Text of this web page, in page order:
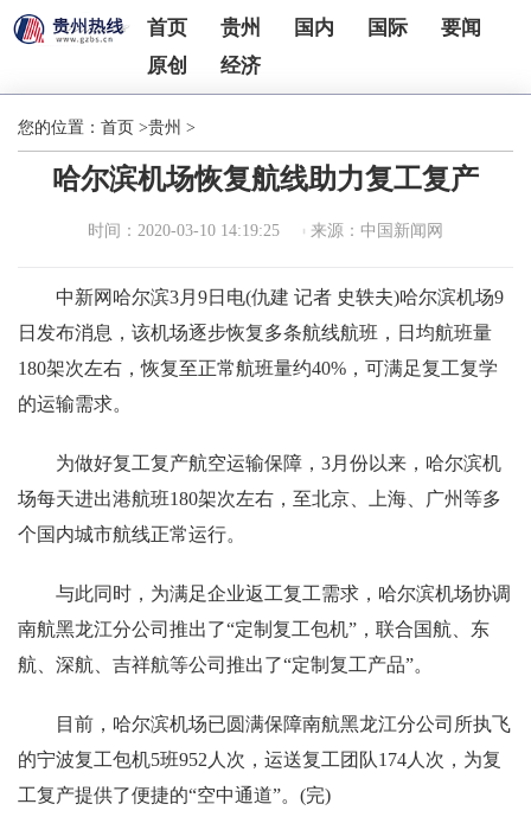
首页 贵州 国内 国际
要闻
原创
经济
您的位置： 首页 >贵州 >
哈尔滨机场恢复航线助力复工复产
时间：2020-03-10 14:19:25 来源：中国新闻网
中新网哈尔滨3月9日电(仇建 记者 史轶夫)哈尔滨机场9
日发布消息，该机场逐步恢复多条航线航班，日均航班量
180架次左右，恢复至正常航班量约40%，可满足复工复学
的运输需求。
为做好复工复产航空运输保障，3月份以来，哈尔滨机
场每天进出港航班180架次左右，至北京、上海、广州等多
个国内城市航线正常运行。
与此同时，为满足企业返工复工需求，哈尔滨机场协调
南航黑龙江分公司推出了“定制复工包机”，联合国航、东
航、深航、吉祥航等公司推出了“定制复工产品”。
目前，哈尔滨机场已圆满保障南航黑龙江分公司所执飞
的宁波复工包机5班952人次，运送复工团队174人次，为复
工复产提供了便捷的“空中通道”。(完)